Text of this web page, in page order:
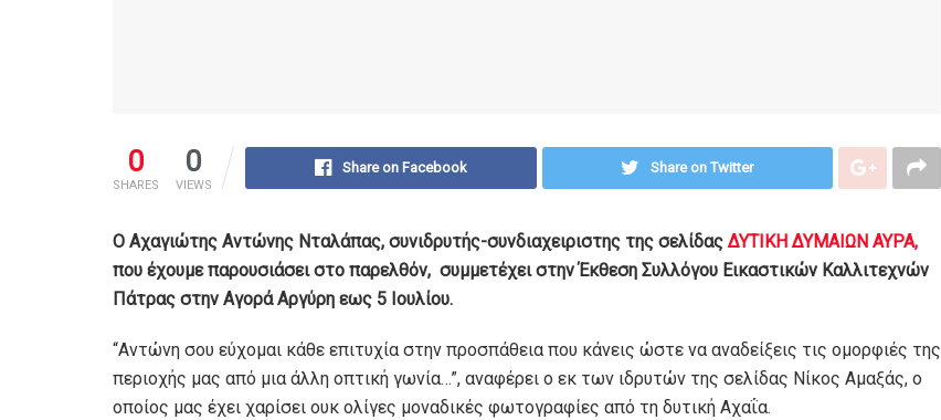
0
SHARES
0
VIEWS
Share on Facebook Share on Twitter
Ο Αχαγιώτης Αντώνης Νταλάπας, συνιδρυτής-συνδιαχειριστης της σελίδαςΔΥΤΙΚΗ ΔΥΜΑΙΩΝ ΑΥΡΑ,
που έχουμε παρουσιάσει στο παρελθόν, συμμετέχει στην Έκθεση Συλλόγου Εικαστικών Καλλιτεχνών
Πάτρας στην Αγορά Αργύρη εως 5 Ιουλίου.
“Αντώνη σου εύχομαι κάθε επιτυχία στην προσπάθεια που κάνεις ώστε να αναδείξεις τις ομορφιές της
περιοχής μας από μια άλλη οπτική γωνία…”, αναφέρει ο εκ των ιδρυτών της σελίδας Νίκος Αμαξάς, ο
οποίος μας έχει χαρίσει ουκ ολίγες μοναδικές φωτογραφίες από τη δυτική Αχαΐα.